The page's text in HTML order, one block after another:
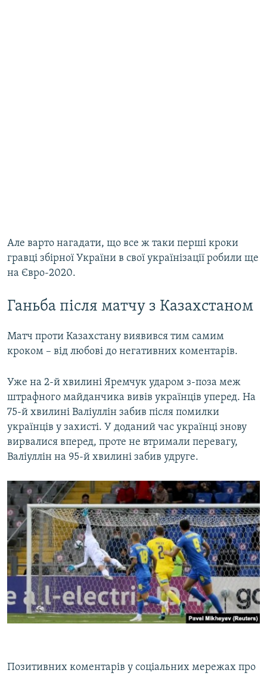
Але варто нагадати, що все ж таки перші кроки
гравці збірної України в свої українізації робили ще
на Євро-2020.
Ганьба після матчу з Казахстаном
Матч проти Казахстану виявився тим самим
кроком – від любові до негативних коментарів.
Уже на 2-й хвилині Яремчук ударом з-поза меж
штрафного майданчика вивів українців уперед. На
75-й хвилині Валіуллін забив після помилки
українців у захисті. У доданий час українці знову
вирвалися вперед, проте не втримали перевагу,
Валіуллін на 95-й хвилині забив удруге.
Позитивних коментарів у соціальних мережах про